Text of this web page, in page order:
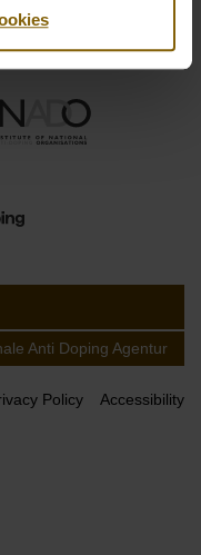
Anti Doping Agentur
Policy Accessibility